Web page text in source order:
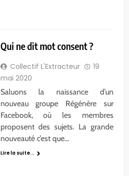
Qui ne dit mot consent ?
Collectif L'Extracteur
19
mai 2020
Saluons la naissance d’un
nouveau groupe Régénère sur
Facebook, où les membres
proposent des sujets. La grande
nouveauté c’est que…
Lire la suite...